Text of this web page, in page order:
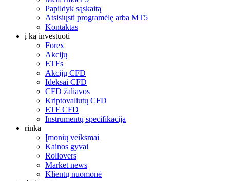
Papildyk sąskaitą
Atsisiųsti programėlę arba MT5
Kontaktas
į ką investuoti
Forex
Akcijų
ETFs
Akcijų CFD
Ideksai CFD
CFD žaliavos
Kriptovaliutų CFD
ETF CFD
Instrumentų specifikacija
rinka
Įmonių veiksmai
Kainos gyvai
Rollovers
Market news
Klientų nuomonė